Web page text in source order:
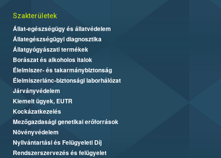
Szakterületek
Állat-egészségügy és állatvédelem
Állategészségügyi diagnosztika
Állatgyógyászati termékek
Borászat és alkoholos italok
Élelmiszer- és takarmánybiztonság
Élelmiszerlánc-biztonsági laborhálózat
Járványvédelem
Kiemelt ügyek, EUTR
Kockázatkezelés
Mezőgazdasági genetikai erőforrások
Növényvédelem
Nyilvántartási és Felügyeleti Díj
Rendszerszervezés és felügyelet